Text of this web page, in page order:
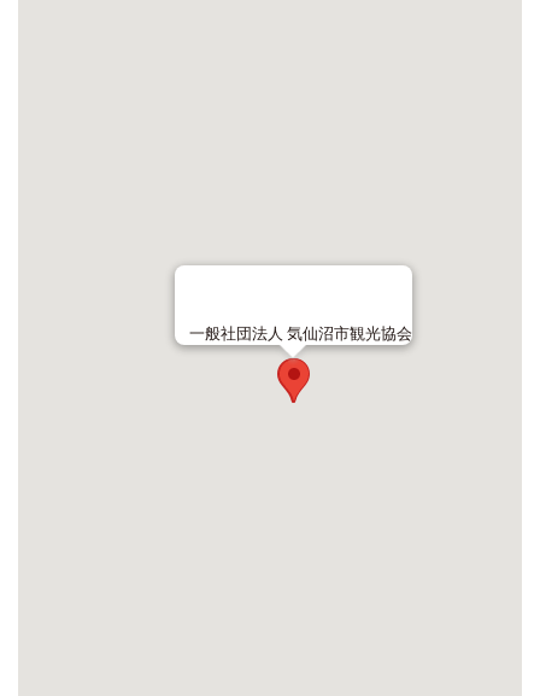
一般社団法人 気仙沼市観光協会